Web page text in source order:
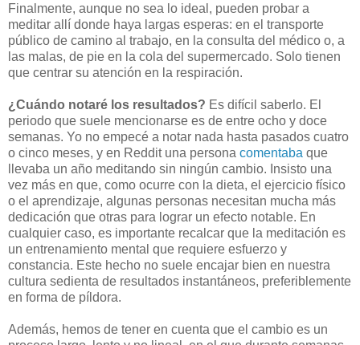
Finalmente, aunque no sea lo ideal, pueden probar a
meditar allí donde haya largas esperas: en el transporte
público de camino al trabajo, en la consulta del médico o, a
las malas, de pie en la cola del supermercado. Solo tienen
que centrar su atención en la respiración.
¿Cuándo notaré los resultados? Es difícil saberlo. El
periodo que suele mencionarse es de entre ocho y doce
semanas. Yo no empecé a notar nada hasta pasados cuatro
o cinco meses, y en Reddit una persona comentaba que
llevaba un año meditando sin ningún cambio. Insisto una
vez más en que, como ocurre con la dieta, el ejercicio físico
o el aprendizaje, algunas personas necesitan mucha más
dedicación que otras para lograr un efecto notable. En
cualquier caso, es importante recalcar que la meditación es
un entrenamiento mental que requiere esfuerzo y
constancia. Este hecho no suele encajar bien en nuestra
cultura sedienta de resultados instantáneos, preferiblemente
en forma de píldora.
Además, hemos de tener en cuenta que el cambio es un